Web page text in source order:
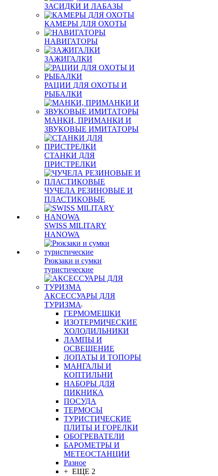
ЗАСИДКИ И ЛАБАЗЫ
КАМЕРЫ ДЛЯ ОХОТЫ
НАВИГАТОРЫ
ЗАЖИГАЛКИ
РАЦИИ ДЛЯ ОХОТЫ И
РЫБАЛКИ
МАНКИ, ПРИМАНКИ И
ЗВУКОВЫЕ ИМИТАТОРЫ
СТАНКИ ДЛЯ
ПРИСТРЕЛКИ
ЧУЧЕЛА РЕЗИНОВЫЕ И
ПЛАСТИКОВЫЕ
SWISS MILITARY
HANOWA
Рюкзаки и сумки
туристические
АКСЕССУАРЫ ДЛЯ
ТУРИЗМА
ГЕРМОМЕШКИ
ИЗОТЕРМИЧЕСКИЕ
ХОЛОДИЛЬНИКИ
ЛАМПЫ И
ОСВЕЩЕНИЕ
ЛОПАТЫ И ТОПОРЫ
МАНГАЛЫ И
КОПТИЛЬНИ
НАБОРЫ ДЛЯ
ПИКНИКА
ПОСУДА
ТЕРМОСЫ
ТУРИСТИЧЕСКИЕ
ПЛИТЫ И ГОРЕЛКИ
ОБОГРЕВАТЕЛИ
БАРОМЕТРЫ И
МЕТЕОСТАНЦИИ
Разное
+ ЕЩЕ 2